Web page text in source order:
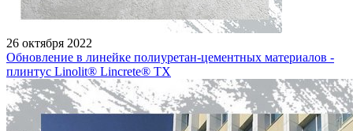
26 октября 2022
Обновление в линейке полиуретан-цементных материалов -
плинтус Linolit® Lincrete® ТХ